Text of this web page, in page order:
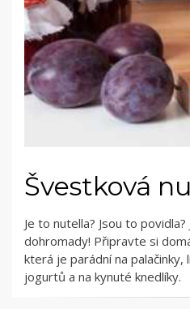
Švestková
Je to nutella? Jsou to
dohromady! Připravte si
která je parádní na palačinky,
jogurtů a na kynuté knedlíky.